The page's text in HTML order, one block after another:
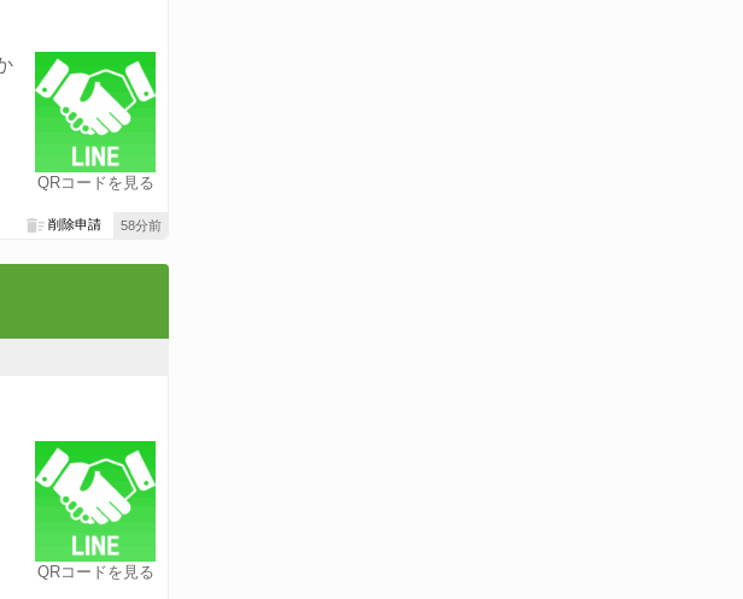
QRコードを見る
58分前
削除申請
QRコードを見る